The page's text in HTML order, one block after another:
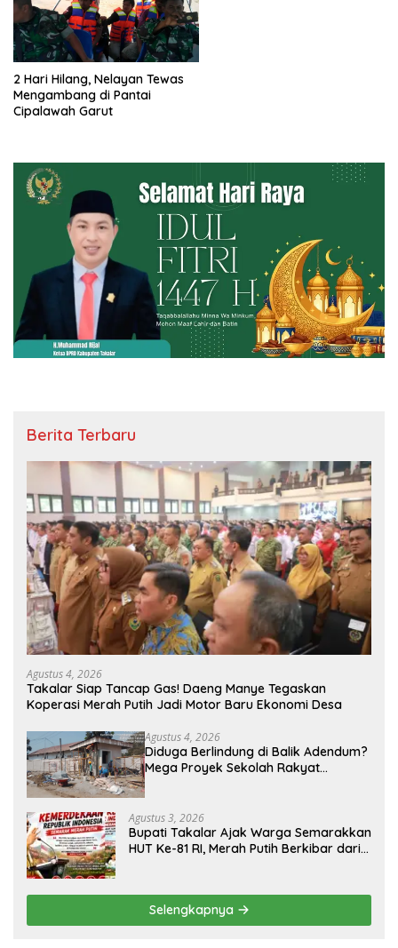
2 Hari Hilang, Nelayan Tewas
Mengambang di Pantai
Cipalawah Garut
Berita Terbaru
Agustus 4, 2026
Takalar Siap Tancap Gas! Daeng Manye Tegaskan
Koperasi Merah Putih Jadi Motor Baru Ekonomi Desa
Agustus 4, 2026
Diduga Berlindung di Balik Adendum?
Mega Proyek Sekolah Rakyat
Transparan
Agustus 3, 2026
Bupati Takalar Ajak Warga Semarakkan
HUT Ke-81 RI, Merah Putih Berkibar dari
Selengkapnya